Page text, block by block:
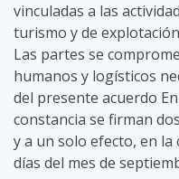
vinculadas a las
turismo y de
Las partes se
humanos y logísticos
del presente acuerdo
constancia se firman
y a un solo efecto, en la
días del mes de